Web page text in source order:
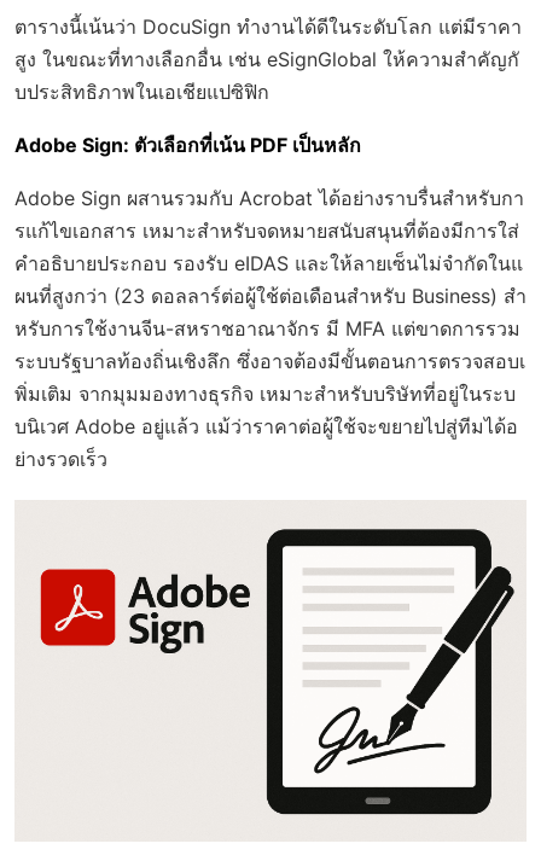
ตารางนี้เน้นว่า DocuSign ทำงานได้ดีในระดับโลก แต่มีราคา
สูง ในขณะที่ทางเลือกอื่น เช่น eSignGlobal ให้ความสำคัญกั
บประสิทธิภาพในเอเชียแปซิฟิก
Adobe Sign: ตัวเลือกที่เน้น PDF เป็นหลัก
Adobe Sign ผสานรวมกับ Acrobat ได้อย่างราบรื่นสำหรับกา
รแก้ไขเอกสาร เหมาะสำหรับจดหมายสนับสนุนที่ต้องมีการใส่
คำอธิบายประกอบ รองรับ eIDAS และให้ลายเซ็นไม่จำกัดในแ
ผนที่สูงกว่า (23 ดอลลาร์ต่อผู้ใช้ต่อเดือนสำหรับ Business) สำ
หรับการใช้งานจีน-สหราชอาณาจักร มี MFA แต่ขาดการรวม
ระบบรัฐบาลท้องถิ่นเชิงลึก ซึ่งอาจต้องมีขั้นตอนการตรวจสอบเ
พิ่มเติม จากมุมมองทางธุรกิจ เหมาะสำหรับบริษัทที่อยู่ในระบ
บนิเวศ Adobe อยู่แล้ว แม้ว่าราคาต่อผู้ใช้จะขยายไปสู่ทีมได้อ
ย่างรวดเร็ว